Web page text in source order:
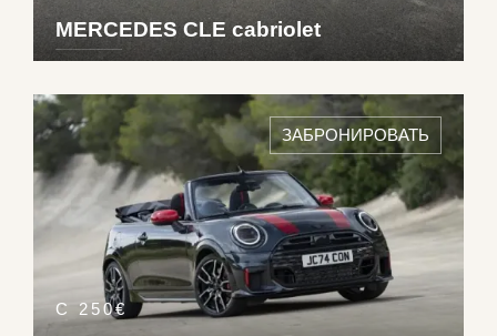
MERCEDES CLE cabriolet
4 3 1 2
Die 234
km/h
ЗАБРОНИРОВАТЬ
С 250€